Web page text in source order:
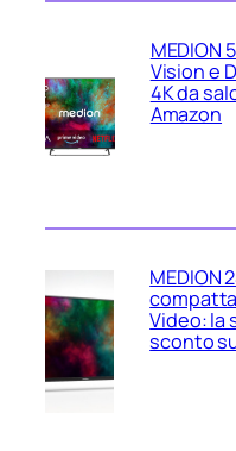
MEDION
Vision e
4K da
Amazon
MEDION
compatta
Video: la
sconto